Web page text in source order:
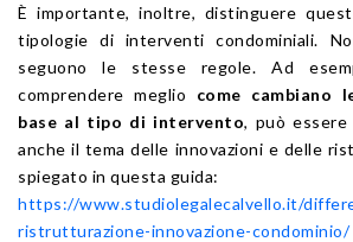
È importante, inoltre, distinguere
tipologie di interventi condominiali.
seguono le stesse regole. Ad
comprendere meglio come cambiano
base al tipo di intervento, può
anche il tema delle innovazioni e delle
spiegato in questa guida:
https://www.studiolegalecalvello.it/
ristrutturazione-innovazione-condominio/